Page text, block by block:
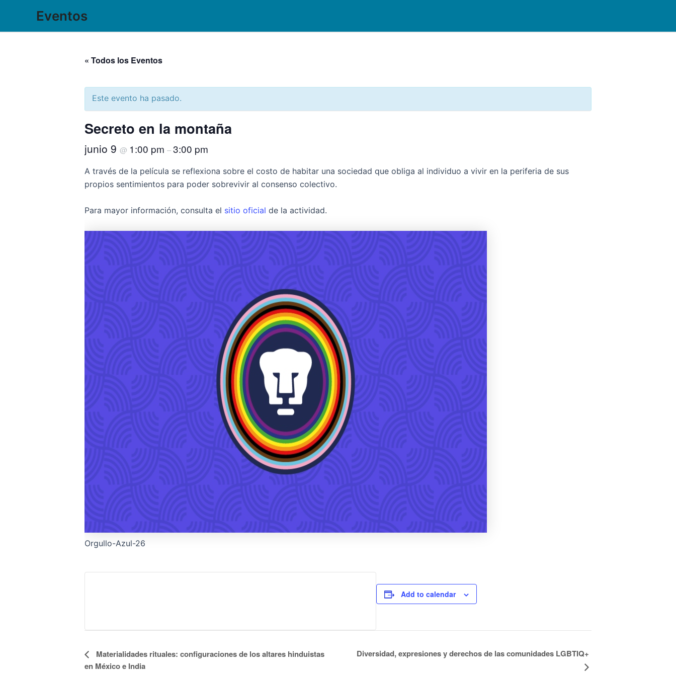
contenido
Eventos
« Todos los Eventos
Este evento ha pasado.
Secreto en la montaña
junio 9 @ 1:00 pm –3:00 pm
A través de la película se reflexiona sobre el costo de habitar una sociedad que obliga al individuo a vivir en la periferia de sus
propios sentimientos para poder sobrevivir al consenso colectivo.
Para mayor información, consulta el sitio oficial de la actividad.
Orgullo-Azul-26
Add to calendar
Evento
Navegación
Materialidades rituales: configuraciones de los altares hinduistas
en México e India
Diversidad, expresiones y derechos de las comunidades LGBTIQ+